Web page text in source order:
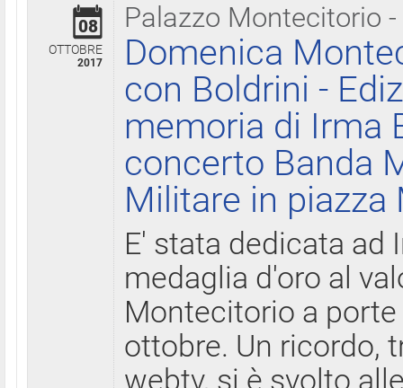
Palazzo Montecitorio
08
OTTOBRE
2017
Domenica
con Boldrini -
memoria di Irma
concerto Banda
Militare in
E' stata dedicata ad
medaglia d'oro al
Montecitorio a
ottobre. Un ricordo,
webtv, si è svolto